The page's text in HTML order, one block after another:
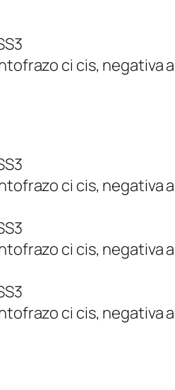
ci cis, negativa
ci cis, negativa
ci cis, negativa
ci cis, negativa